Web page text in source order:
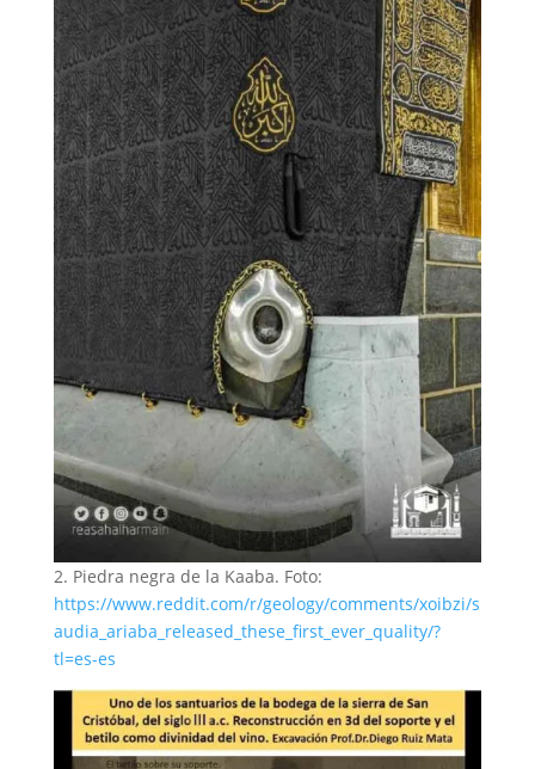
2. Piedra negra de la Kaaba. Foto:
https://www.reddit.com/r/geology/comments/xoibzi/s
audia_ariaba_released_these_first_ever_quality/?
tl=es-es